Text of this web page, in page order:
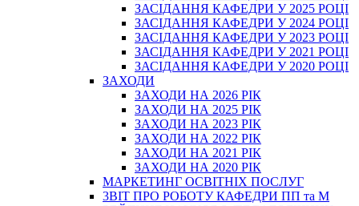
ЗАСІДАННЯ КАФЕДРИ У 2025 РОЦІ
ЗАСІДАННЯ КАФЕДРИ У 2024 РОЦІ
ЗАСІДАННЯ КАФЕДРИ У 2023 РОЦІ
ЗАСІДАННЯ КАФЕДРИ У 2021 РОЦІ
ЗАСІДАННЯ КАФЕДРИ У 2020 РОЦІ
ЗАХОДИ
ЗАХОДИ НА 2026 РІК
ЗАХОДИ НА 2025 РІК
ЗАХОДИ НА 2023 РІК
ЗАХОДИ НА 2022 РІК
ЗАХОДИ НА 2021 РІК
ЗАХОДИ НА 2020 РІК
МАРКЕТИНГ ОСВІТНІХ ПОСЛУГ
3BIT ПРО РОБОТУ КАФЕДРИ ПП та М